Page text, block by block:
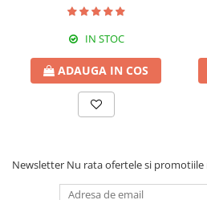
IN STOC
ADAUGA IN COS
Newsletter Nu rata ofertele si promotiile